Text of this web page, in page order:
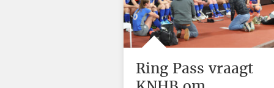
Ring Pass vraagt